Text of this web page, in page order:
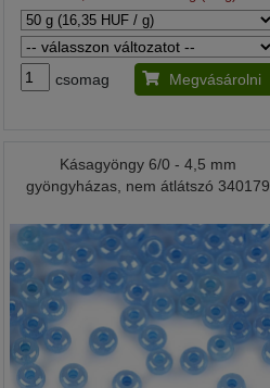
csomag Megvásárolni
Kásagyöngy 6/0 - 4,5 mm
gyöngyházas, nem átlátszó 340179